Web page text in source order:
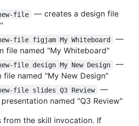
file
— creates a design file
file figjam My Whiteboard
—
file named "My Whiteboard"
file design My New Design
—
file named "My New Design"
file slides Q3 Review
—
named "Q3 Review"
from the skill invocation. If